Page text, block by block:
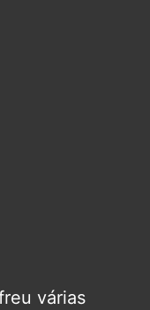
várias